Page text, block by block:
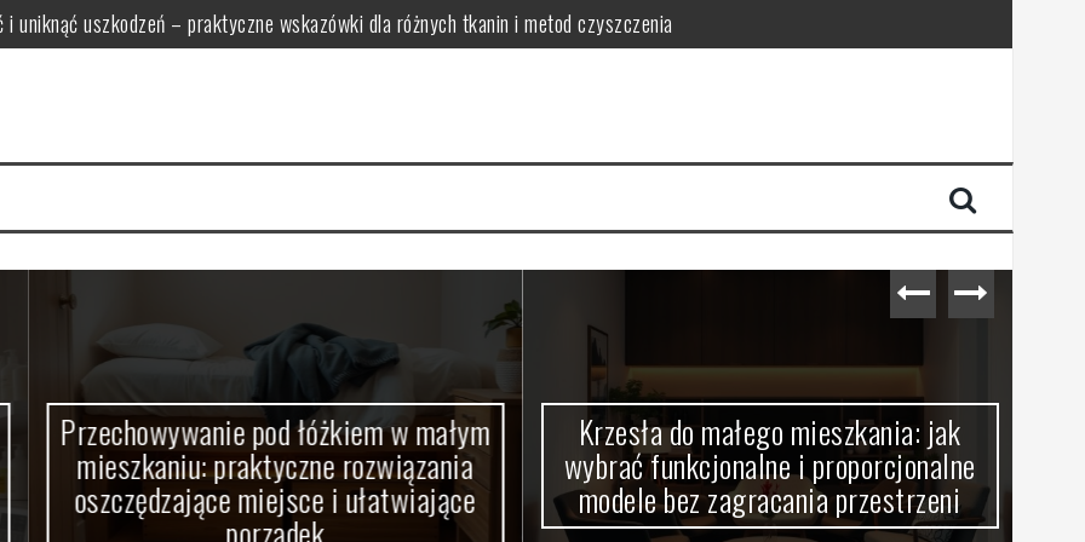
uniknąć uszkodzeń – praktyczne wskazówki dla różnych tkanin i metod czyszczenia
i proporcjonalne modele bez zagracania przestrzeni
światło tworzące relaksującą atmosferę i zapewniające bezpieczeństwo
wybrać funkcjonalne zestawy łączące wygodę i oszczędność miejsca
Przechowywanie pod łóżkiem w małym
mieszkaniu: praktyczne rozwiązania
oszczędzające miejsce i ułatwiające
Krzesła do małego mieszkania: jak
wybrać funkcjonalne i proporcjonalne
modele bez zagracania przestrzeni